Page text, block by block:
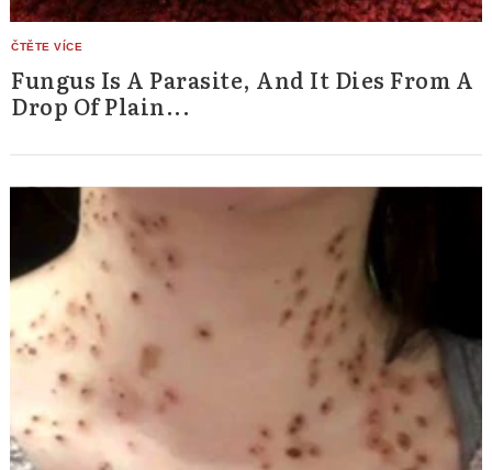
Fungus Is A Parasite, And It Dies From A
Drop Of Plain...